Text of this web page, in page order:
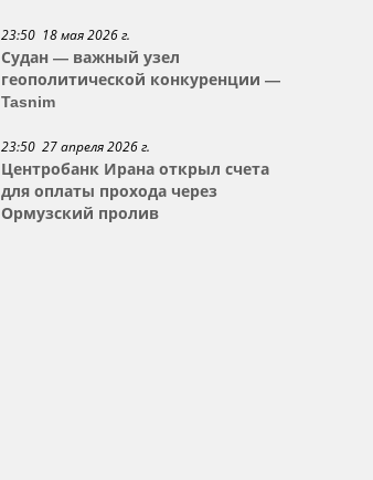
23:50 18 мая 2026 г.
Судан — важный узел
геополитической конкуренции —
Tasnim
23:50 27 апреля 2026 г.
Центробанк Ирана открыл счета
для оплаты прохода через
Ормузский пролив